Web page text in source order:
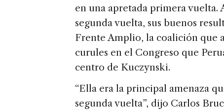
en una apretada primera vuelta.
segunda vuelta, sus buenos
Frente Amplio, la coalición que
curules en el Congreso que
centro de Kuczynski.
“Ella era la principal amenaza
segunda vuelta”, dijo Carlos